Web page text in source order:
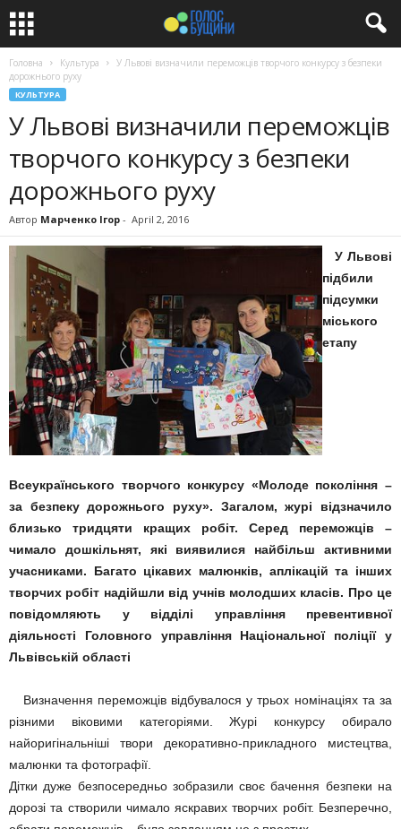
Головна Культура
У Львові визначили переможців творчого конкурсу з безпеки
дорожнього руху
КУЛЬТУРА
У Львові визначили переможців
творчого конкурсу з безпеки
дорожнього руху
Автор Марченко Ігор - April 2, 2016
У Львові
підбили
підсумки
міського
етапу
Всеукраїнського творчого конкурсу «Молоде покоління –
за безпеку дорожнього руху». Загалом, журі відзначило
близько тридцяти кращих робіт. Серед переможців –
чимало дошкільнят, які виявилися найбільш активними
учасниками. Багато цікавих малюнків, аплікацій та інших
творчих робіт надійшли від учнів молодших класів. Про це
повідомляють у відділі управління превентивної
діяльності Головного управління Національної поліції у
Львівській області
Визначення переможців відбувалося у трьох номінаціях та за
різними віковими категоріями. Журі конкурсу обирало
найоригінальніші твори декоративно-прикладного мистецтва,
малюнки та фотографії.
Дітки дуже безпосередньо зобразили своє бачення безпеки на
дорозі та створили чимало яскравих творчих робіт. Безперечно,